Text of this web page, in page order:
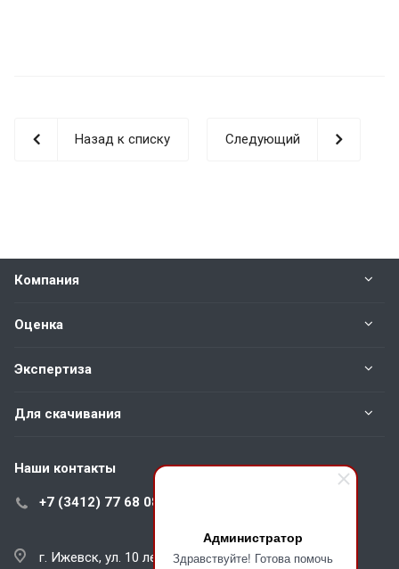
Администратор
Здравствуйте! Готова помочь
Назад к списку Следующий
Компания
Оценка
Экспертиза
Для скачивания
Наши контакты
+7 (3412) 77 68 08
г. Ижевск, ул. 10 лет Октября, д. 57, оф. 301